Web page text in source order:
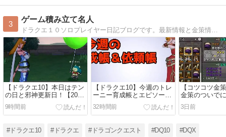
3
ゲーム積み立て名人
ドラクエ１０ソロプレイヤー日記ブログです。最新情報と金策情報満載！毎日更新！
【ドラクエ10】本日はテン
の日と邪神更新日！【2026
年8月10日(月）】
9時間前
【ドラクエ10】今週のトレ
ーニー育成帳とエピソード
依頼帳（2026年8月9日）
32時間前
【コツコツ金
金策のついで
策！未錬金の
級錬金つける
万G
3日前
#ドラクエ10 #ドラクエ #ドラゴンクエスト #DQ10 #DQX